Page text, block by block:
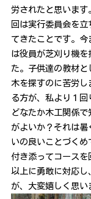
労されたと思いま
回は実行委員会を
てきたことです。
は役員が芝刈り機
た。子供達の教材
木を探すのに苦労
る方が、私より１回
どなたか木工関係
がよいか？それは
いの良いことづく
付き添ってコース
以上に勇敢に対応
が、大変嬉しく思い